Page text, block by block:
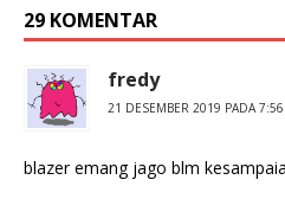
29 KOMENTAR
fredy
21 DESEMBER 2019 PADA
blazer emang jago blm